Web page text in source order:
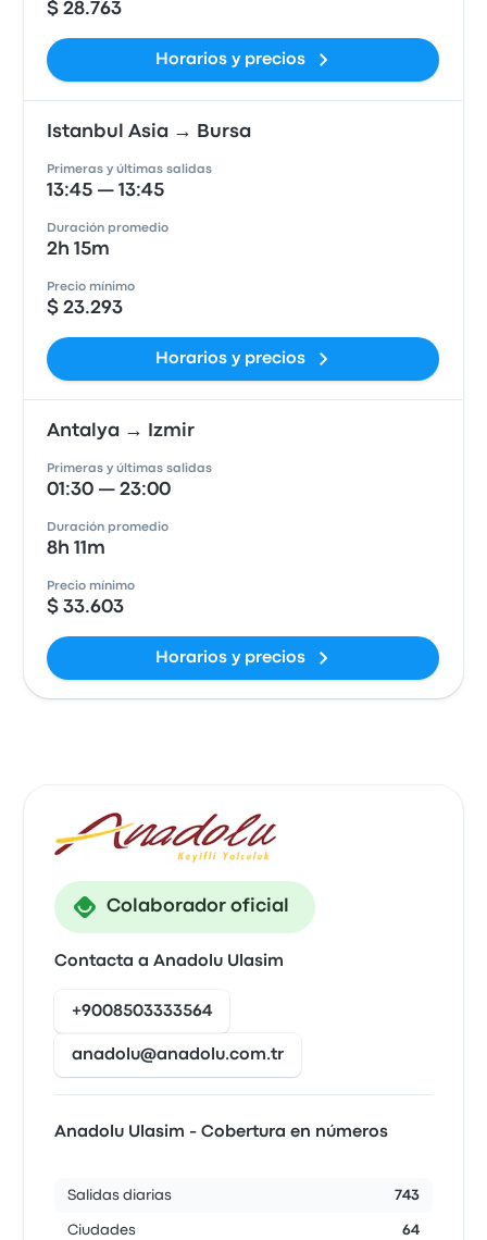
$ 28.763
Horarios y precios
Istanbul Asia → Bursa
Primeras y últimas salidas
13:45 — 13:45
Duración promedio
2h 15m
Precio mínimo
$ 23.293
Horarios y precios
Antalya → Izmir
Primeras y últimas salidas
01:30 — 23:00
Duración promedio
8h 11m
Precio mínimo
$ 33.603
Horarios y precios
Colaborador oficial
Contacta a Anadolu Ulasim
+9008503333564
anadolu@anadolu.com.tr
Anadolu Ulasim - Cobertura en números
Salidas diarias 743
Ciudades 64